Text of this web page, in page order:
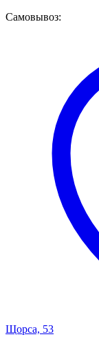
Самовывоз:
Щорса, 53